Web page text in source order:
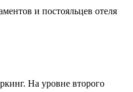
и постояльцев отеля
На уровне второго